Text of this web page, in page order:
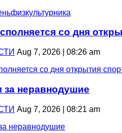
со дня
Aug 7, 2026 | 08:26 am
за неравнодушие
Aug 7, 2026 | 08:21 am